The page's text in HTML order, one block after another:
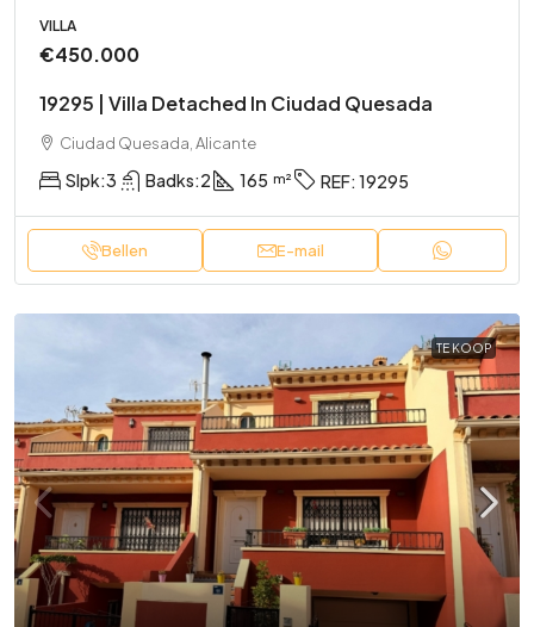
VILLA
€450.000
19295 | Villa Detached In Ciudad Quesada
Ciudad Quesada, Alicante
Slpk:3 Badks:2 165 REF: 19295
Bellen E-mail
TE KOOP